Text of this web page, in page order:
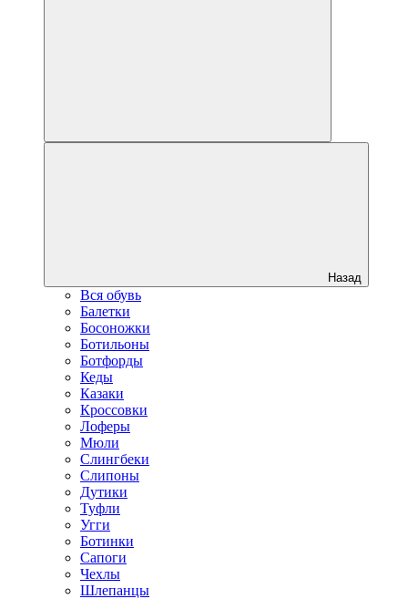
Назад
Вся обувь
Балетки
Босоножки
Ботильоны
Ботфорды
Кеды
Казаки
Кроссовки
Лоферы
Мюли
Слингбеки
Слипоны
Дутики
Туфли
Угги
Ботинки
Сапоги
Чехлы
Шлепанцы